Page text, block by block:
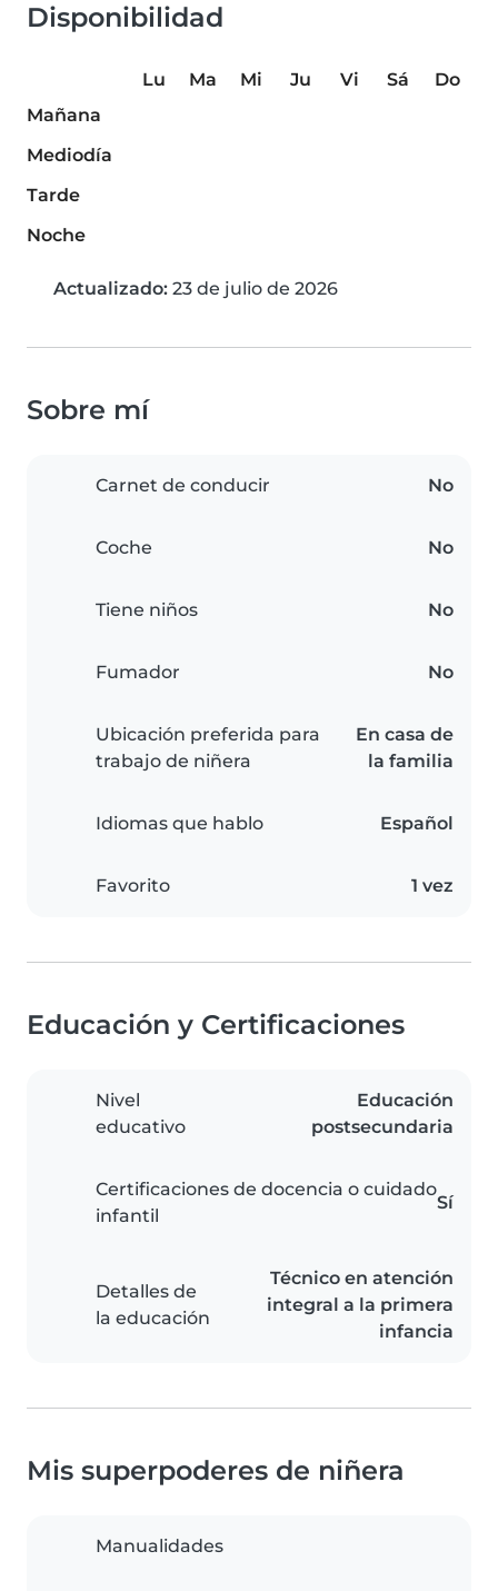
Disponibilidad
Lu Ma Mi Ju Vi Sá
Do
Mañana
Mediodía
Tarde
Noche
Actualizado: 23 de julio de 2026
Sobre mí
Carnet de conducir No
Coche No
Tiene niños No
Fumador No
Ubicación preferida para
trabajo de niñera
En casa de
la familia
Idiomas que hablo Español
Favorito 1 vez
Educación y Certificaciones
Nivel
educativo
Educación
postsecundaria
Certificaciones de docencia o cuidado
infantil
Sí
Detalles de
la educación
Técnico en atención
integral a la primera
infancia
Mis superpoderes de niñera
Manualidades